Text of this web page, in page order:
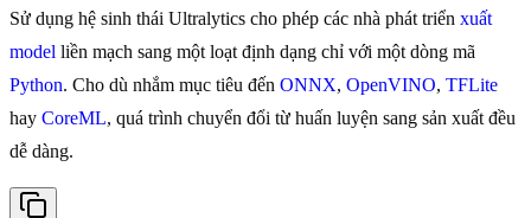
Sử dụng hệ sinh thái Ultralytics cho phép các nhà phát triển xuất
model liền mạch sang một loạt định dạng chỉ với một dòng mã
Python. Cho dù nhắm mục tiêu đến ONNX, OpenVINO, TFLite
hay CoreML, quá trình chuyển đổi từ huấn luyện sang sản xuất đều
dễ dàng.